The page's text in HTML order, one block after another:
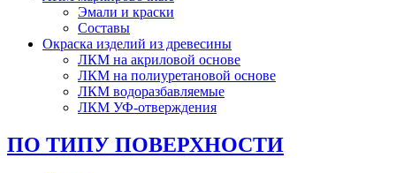
Эмали и краски
Составы
Окраска изделий из древесины
ЛКМ на акриловой основе
ЛКМ на полиуретановой основе
ЛКМ водоразбавляемые
ЛКМ УФ-отверждения
ПО ТИПУ ПОВЕРХНОСТИ